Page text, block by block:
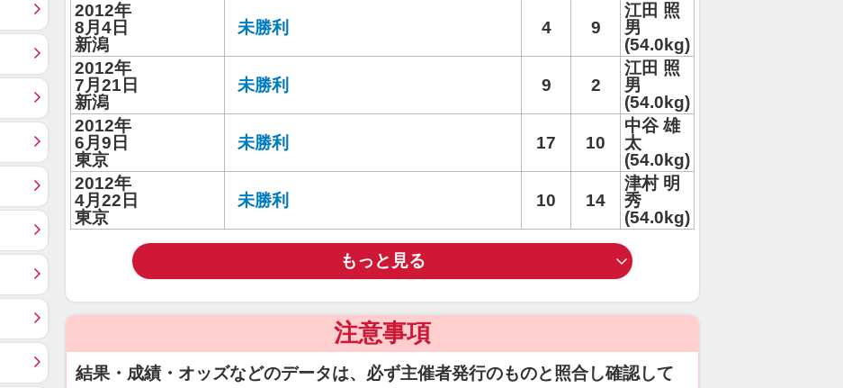
2012年
8月4日
新潟
未勝利 4 9
江田 照
男
(54.0kg)
2012年
7月21日
新潟
未勝利 9 2
江田 照
男
(54.0kg)
2012年
6月9日
東京
未勝利 17 10
中谷 雄
太
(54.0kg)
2012年
4月22日
東京
未勝利 10 14
津村 明
秀
(54.0kg)
もっと見る
注意事項
結果・成績・オッズなどのデータは、必ず主催者発行のものと照合し確認して